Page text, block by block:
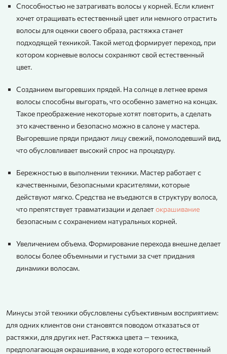
Способностью не затрагивать волосы у корней. Если клиент
хочет отращивать естественный цвет или немного отрастить
волосы для оценки своего образа, растяжка станет
подходящей техникой. Такой метод формирует переход, при
котором корневые волосы сохраняют свой естественный
цвет.
Созданием выгоревших прядей. На солнце в летнее время
волосы способны выгорать, что особенно заметно на концах.
Такое преображение некоторые хотят повторить, а сделать
это качественно и безопасно можно в салоне у мастера.
Выгоревшие пряди придают лицу свежий, помолодевший вид,
что обусловливает высокий спрос на процедуру.
Бережностью в выполнении техники. Мастер работает с
качественными, безопасными красителями, которые
действуют мягко. Средства не въедаются в структуру волоса,
что препятствует травматизации и делаетокрашивание
безопасным с сохранением натуральных корней.
Увеличением объема. Формирование перехода внешне делает
волосы более объемными и густыми за счет придания
динамики волосам.
Минусы этой техники обусловлены субъективным восприятием:
для одних клиентов они становятся поводом отказаться от
растяжки, для других нет. Растяжка цвета — техника,
предполагающая окрашивание, в ходе которого естественный